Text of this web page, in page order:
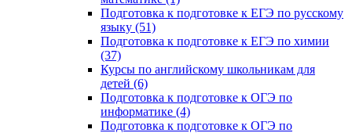
Подготовка к подготовке к ЕГЭ по русскому
языку (51)
Подготовка к подготовке к ЕГЭ по химии
(37)
Курсы по английскому школьникам для
детей (6)
Подготовка к подготовке к ОГЭ по
информатике (4)
Подготовка к подготовке к ОГЭ по